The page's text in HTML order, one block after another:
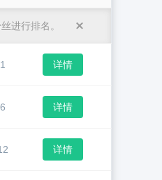
进行排名。
1 详情
6 详情
详情